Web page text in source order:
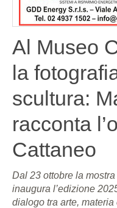
Al Museo
la
scultura:
racconta
Cattaneo
Dal 23 ottobre la
inaugura l’edizione
dialogo tra arte, materia